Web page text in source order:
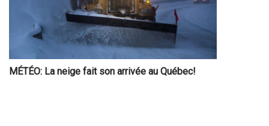
MÉTÉO: La neige fait son arrivée au Québec!